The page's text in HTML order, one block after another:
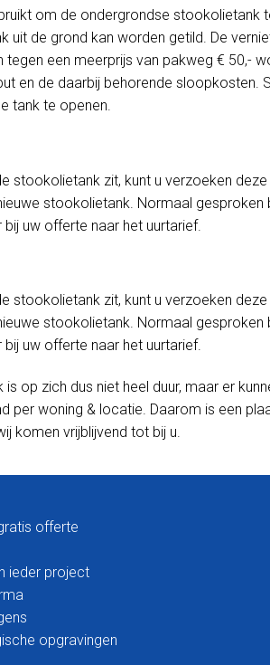
om de ondergrondse stookolietank
uit de grond kan worden getild. De
tegen een meerprijs van pakweg € 50,-
en de daarbij behorende sloopkosten.
tank te openen.
stookolietank zit, kunt u verzoeken
stookolietank. Normaal gesproken
uw offerte naar het uurtarief.
stookolietank zit, kunt u verzoeken
stookolietank. Normaal gesproken
uw offerte naar het uurtarief.
op zich dus niet heel duur, maar er
per woning & locatie. Daarom is een
komen vrijblijvend tot bij u.
offerte
ieder project
opgravingen